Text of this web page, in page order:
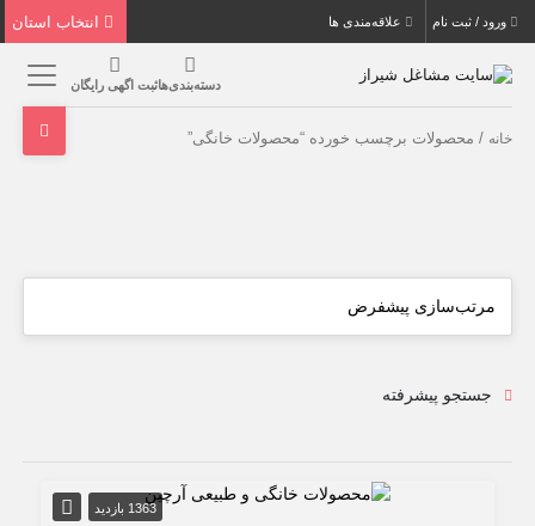
ورود / ثبت نام علاقه‌مندی ها
دسته‌بندی‌هاثبت اگهی رایگان
خانه / محصولات برچسب خورده “محصولات خانگی”
جستجو پیشرفته
1363 بازدید